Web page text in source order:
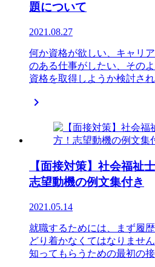
題について
2021.08.27
何か資格が欲しい、キャリ
のある仕事がしたい、その
資格を取得しようか検討さ

【面接対策】社会福祉
志望動機の例文集付き
2021.05.14
就職するためには、まず履
どり着かなくてはなりませ
知ってもらうための最初の接